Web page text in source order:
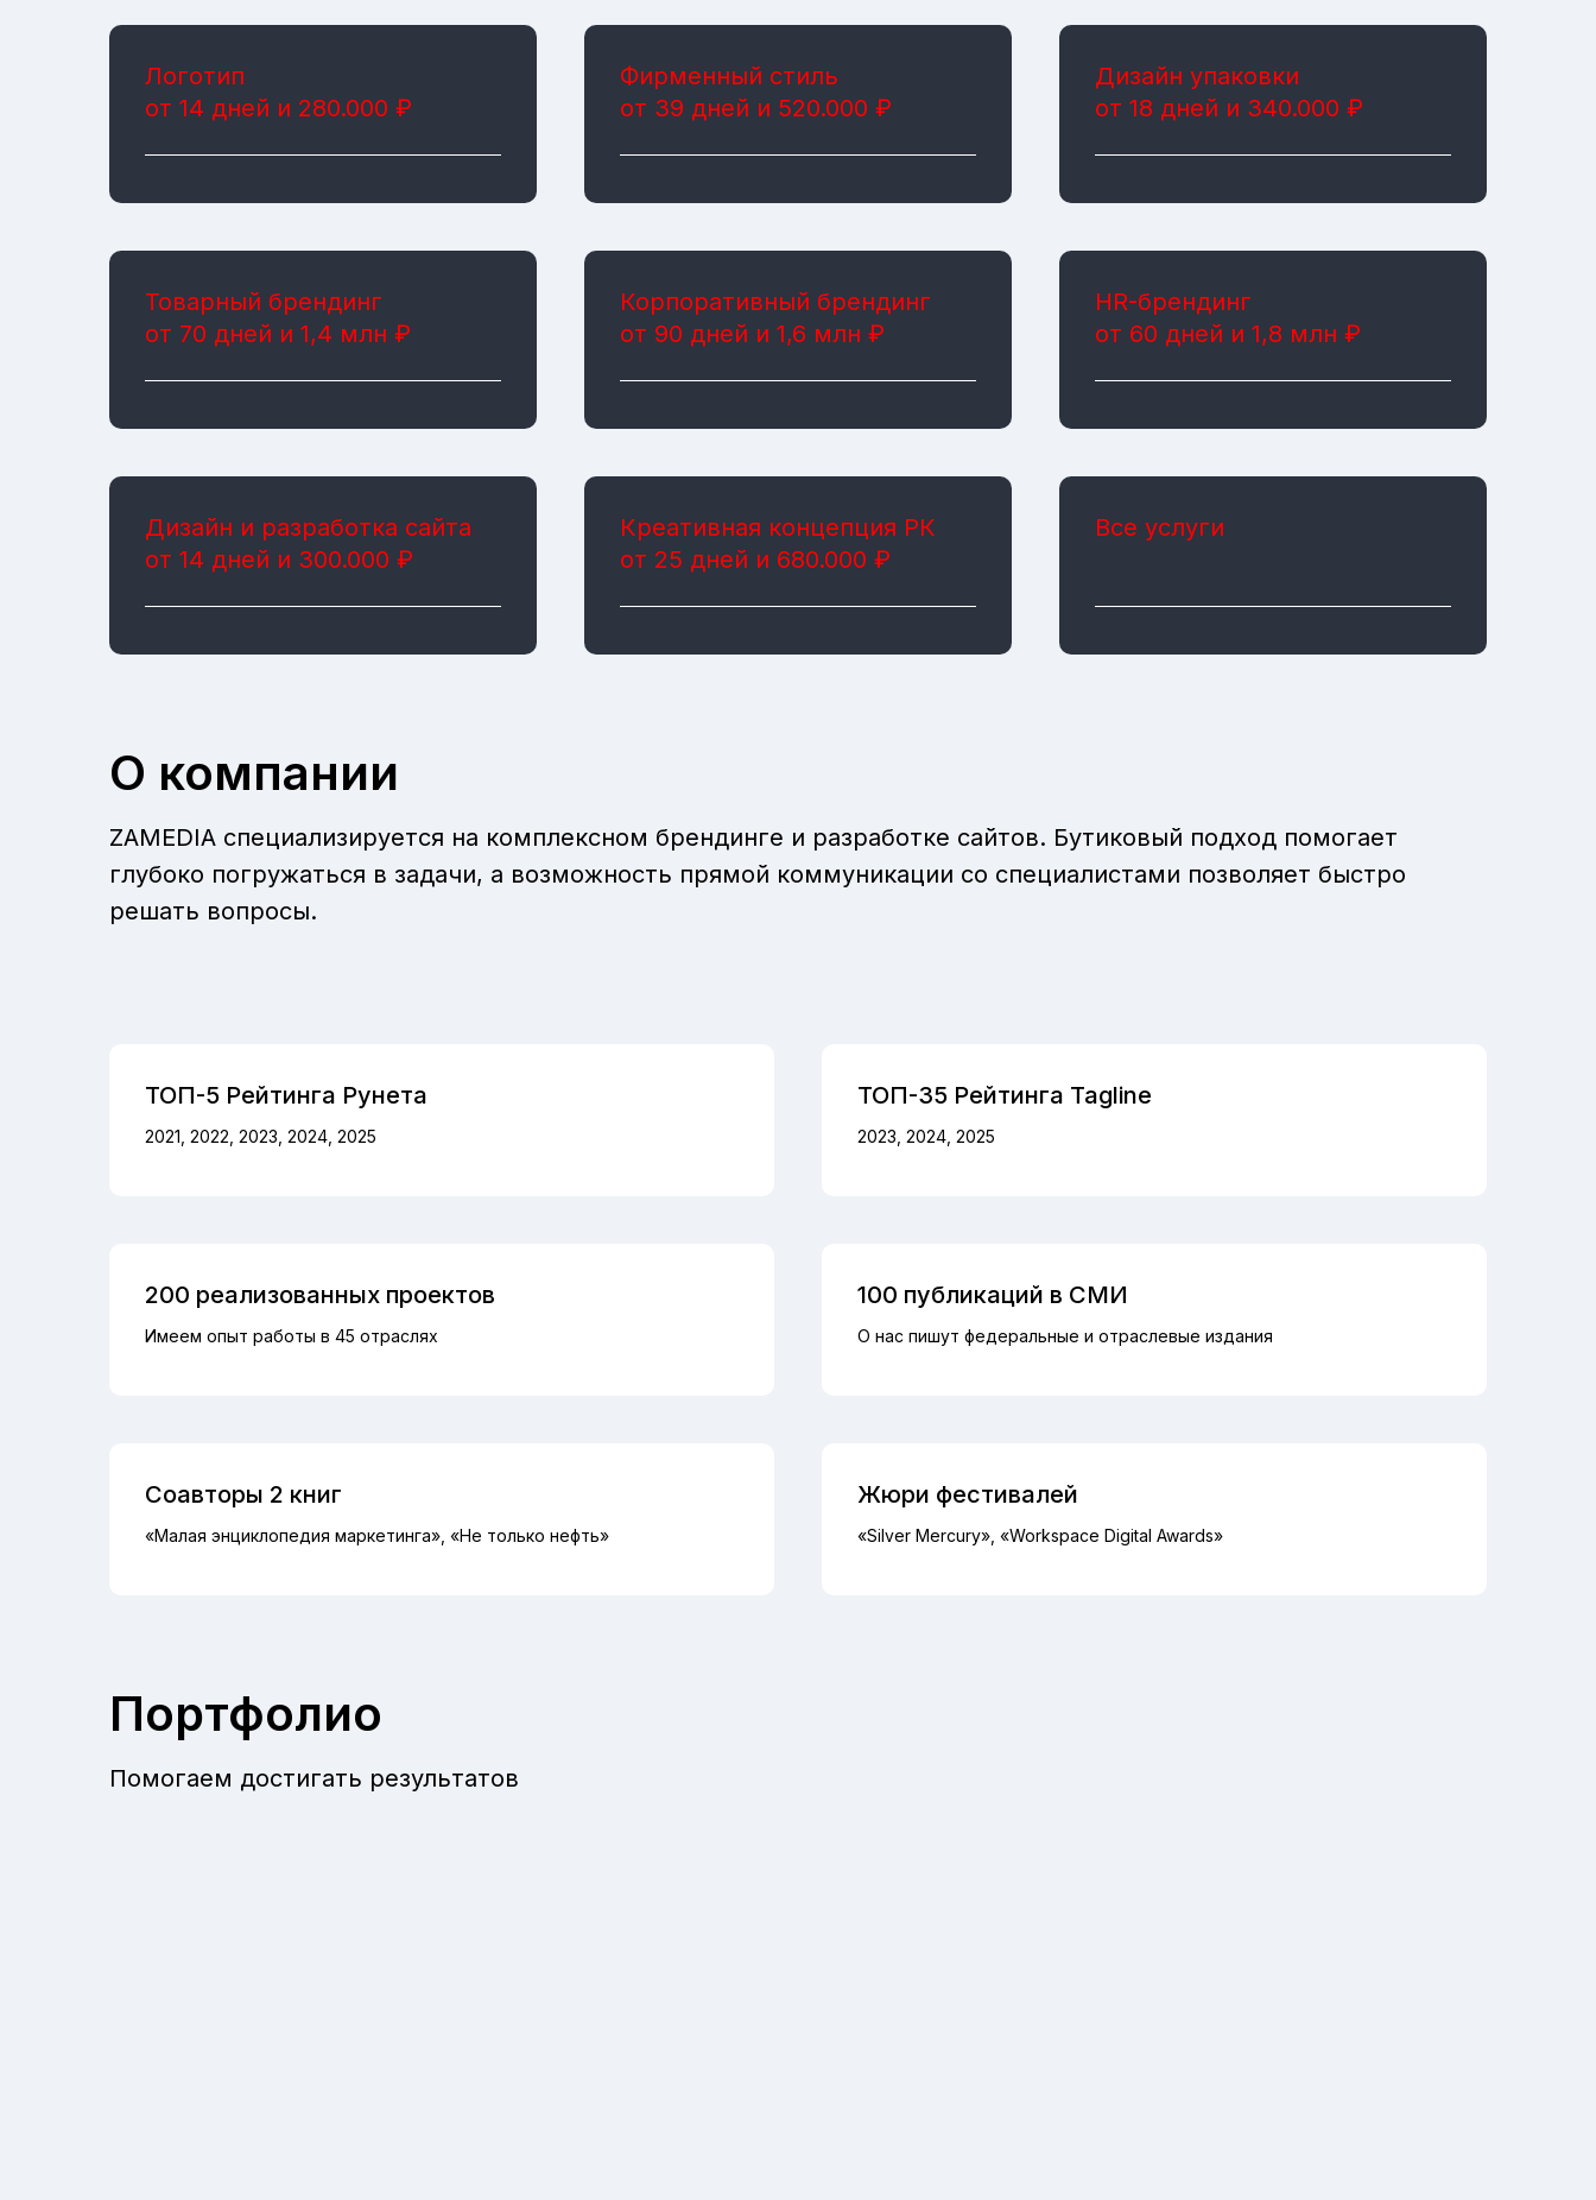
Логотип
от 14 дней и 280.000 ₽
Фирменный стиль
от 39 дней и 520.000 ₽
Дизайн упаковки
от 18 дней и 340.000 ₽
Товарный брендинг
от 70 дней и 1,4 млн ₽
Корпоративный брендинг
от 90 дней и 1,6 млн ₽
HR-брендинг
от 60 дней и 1,8 млн ₽
Дизайн и разработка сайта
от 14 дней и 300.000 ₽
Креативная концепция РК
от 25 дней и 680.000 ₽
Все услуги
О компании
ZAMEDIA специализируется на комплексном брендинге и разработке сайтов. Бутиковый подход помогает
глубоко погружаться в задачи, а возможность прямой коммуникации со специалистами позволяет быстро
решать вопросы.
ТОП-5 Рейтинга Рунета
2021, 2022, 2023, 2024, 2025
ТОП-35 Рейтинга Tagline
2023, 2024, 2025
200 реализованных проектов
Имеем опыт работы в 45 отраслях
100 публикаций в СМИ
О нас пишут федеральные и отраслевые издания
Соавторы 2 книг
«Малая энциклопедия маркетинга», «Не только нефть»
Жюри фестивалей
«Silver Mercury», «Workspace Digital Awards»
Портфолио
Помогаем достигать результатов